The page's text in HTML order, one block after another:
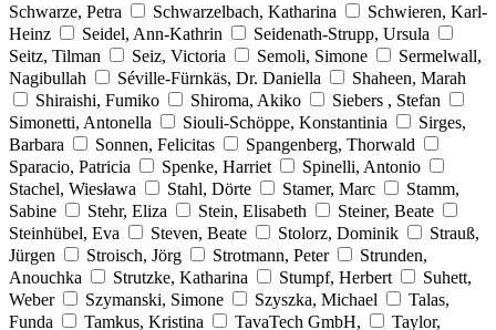
Schwarze, Petra
Schwarzelbach, Katharina
Schwieren, Karl-
Heinz
Seidel, Ann-Kathrin
Seidenath-Strupp, Ursula
Seitz, Tilman
Seiz, Victoria Semoli, Simone
Sermelwall,
Nagibullah
Séville-Fürnkäs, Dr. Daniella
Shaheen, Marah
Shiraishi, Fumiko
Shiroma, Akiko
Siebers , Stefan
Simonetti, Antonella
Siouli-Schöppe, Konstantinia
Sirges,
Barbara
Sonnen, Felicitas
Spangenberg, Thorwald
Sparacio, Patricia
Spenke, Harriet
Spinelli, Antonio
Stachel, Wiesława
Stahl, Dörte Stamer, Marc
Stamm,
Sabine
Stehr, Eliza Stein, Elisabeth
Steiner, Beate
Steinhübel, Eva
Steven, Beate Stolorz, Dominik
Strauß,
Jürgen
Stroisch, Jörg Strotmann, Peter
Strunden,
Anouchka
Strutzke, Katharina Stumpf, Herbert
Suhett,
Weber
Szymanski, Simone Szyszka, Michael
Talas,
Funda
Tamkus, Kristina TavaTech GmbH,
Taylor,